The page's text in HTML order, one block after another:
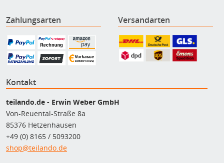
Zahlungsarten Versandarten
Kontakt
teilando.de - Erwin Weber GmbH
Von-Reuental-Straße 8a
85376 Hetzenhausen
+49 (0) 8165 / 5093200
shop@teilando.de